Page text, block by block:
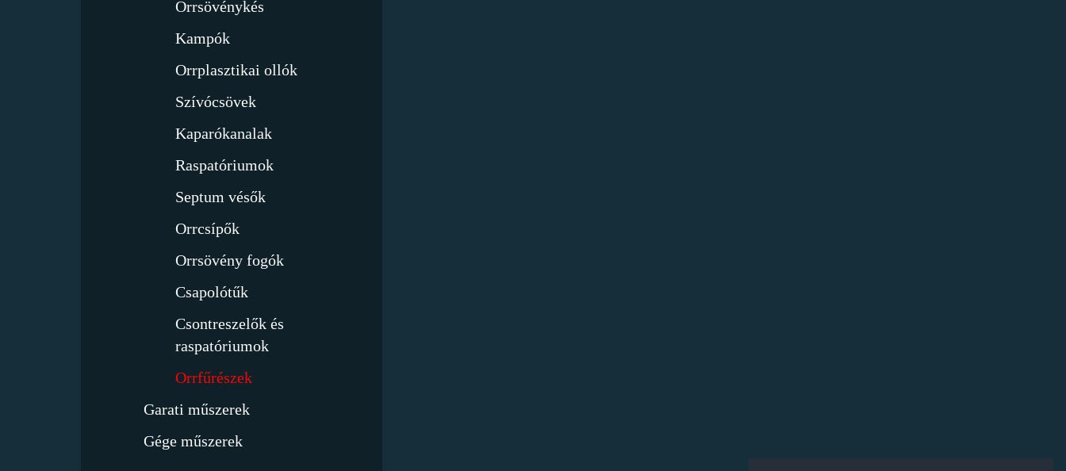
Orrsövénykés
Kampók
Orrplasztikai ollók
Szívócsövek
Kaparókanalak
Raspatóriumok
Septum vésők
Orrcsípők
Orrsövény fogók
Csapolótűk
Csontreszelők és
raspatóriumok
Orrfűrészek
Garati műszerek
Gége műszerek